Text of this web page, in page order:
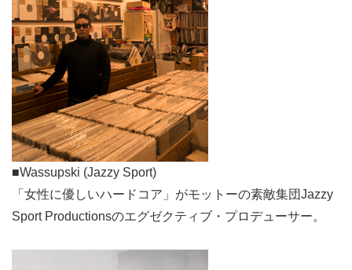
■Wassupski (Jazzy Sport)
「女性に優しいハードコア」がモットーの素敵集団Jazzy
Sport Productionsのエグゼクティブ・プロデューサー。